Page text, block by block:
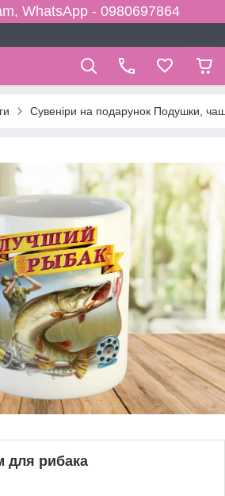
WhatsApp - 0980697864
Сувеніри на подарунок Подушки,
для рибака